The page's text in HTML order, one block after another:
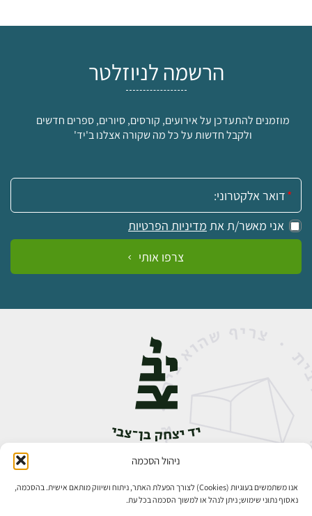
ניהול הסכמה
אנו משתמשים בעוגיות (Cookies) לצורך הפעלת האתר, ניתוח ושיווק מותאם אישית. בהסכמה,
נאסוף נתוני שימוש; ניתן לנהל או למשוך הסכמה בכל עת.
הרשמה לניוזלטר
מוזמנים להתעדכן על אירועים, קורסים, סיורים, ספרים חדשים
ולקבל חדשות על כל מה שקורה אצלנו ב'יד'
אימייל:
אני מאשר/ת את מדיניות הפרטיות
צרפו אותי
אבן גבירול 14, רחביה, ירושלים